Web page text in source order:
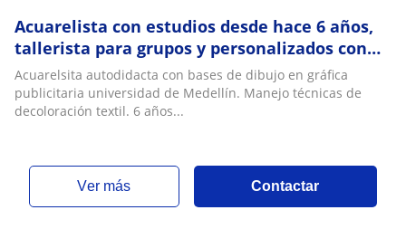
Acuarelista con estudios desde hace 6 años,
tallerista para grupos y personalizados con
enfoque de emprendimiento. Arte funcional
Acuarelsita autodidacta con bases de dibujo en gráfica
publicitaria universidad de Medellín. Manejo técnicas de
decoloración textil. 6 años...
ver más Contactar